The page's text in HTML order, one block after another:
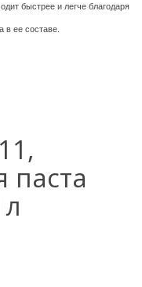
быстрее и легче благодаря
в ее составе.
паста